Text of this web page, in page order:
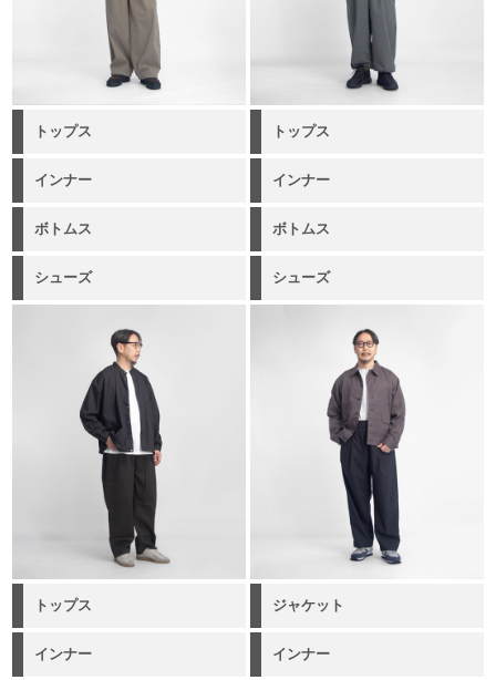
トップス トップス
インナー インナー
ボトムス ボトムス
シューズ シューズ
トップス ジャケット
インナー インナー